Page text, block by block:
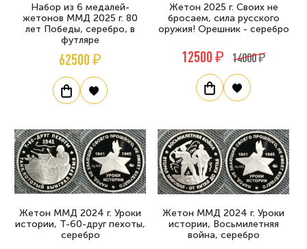
Набор из 6 медалей-
жетонов ММД 2025 г. 80
лет Победы, серебро, в
футляре
62500 ₽
Жетон 2025 г. Своих не
бросаем, сила русского
оружия! Орешник - серебро
12500 ₽ 14000 ₽
Жетон ММД 2024 г. Уроки
истории, Т-60-друг пехоты,
серебро
Жетон ММД 2024 г. Уроки
истории, Восьмилетняя
война, серебро